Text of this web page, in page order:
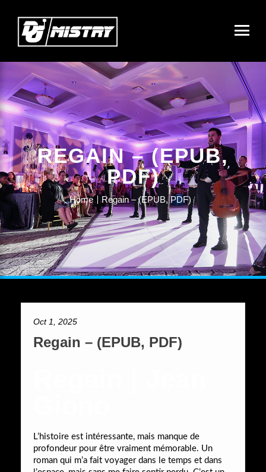
REGAIN – (EPUB,
PDF)
Home Regain – (EPUB, PDF)
Oct 1, 2025
Regain – (EPUB, PDF)
L’histoire est intéressante, mais manque de
profondeur pour être vraiment mémorable. Un
roman qui m’a fait voyager dans le temps et dans